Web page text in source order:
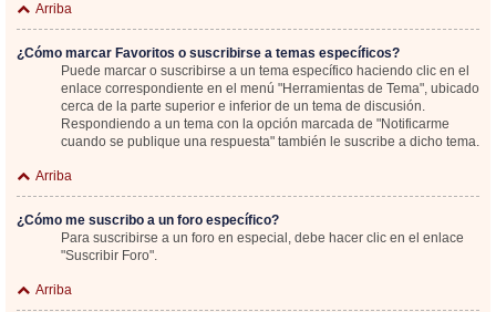
Arriba
¿Cómo marcar Favoritos o suscribirse a temas específicos?
Puede marcar o suscribirse a un tema específico haciendo clic en el
enlace correspondiente en el menú "Herramientas de Tema", ubicado
cerca de la parte superior e inferior de un tema de discusión.
Respondiendo a un tema con la opción marcada de "Notificarme
cuando se publique una respuesta" también le suscribe a dicho tema.
Arriba
¿Cómo me suscribo a un foro específico?
Para suscribirse a un foro en especial, debe hacer clic en el enlace
"Suscribir Foro".
Arriba